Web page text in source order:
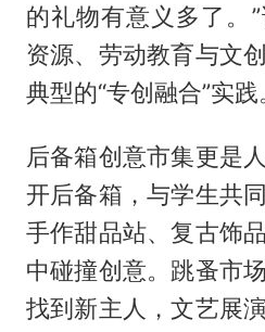
的礼物有意义多了。
资源、劳动教育与文
典型的“专创融合”实践
后备箱创意市集更是
开后备箱，与学生共
手作甜品站、复古饰
中碰撞创意。跳蚤市
找到新主人，文艺展